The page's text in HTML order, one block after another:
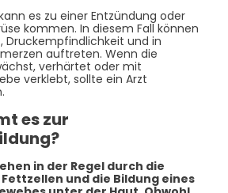
es zu einer Entzündung oder
kommen. In diesem Fall können
Druckempfindlichkeit und in
auftreten. Wenn die
verhärtet oder mit
verklebt, sollte ein Arzt
es zur
in der Regel durch die
und die Bildung eines